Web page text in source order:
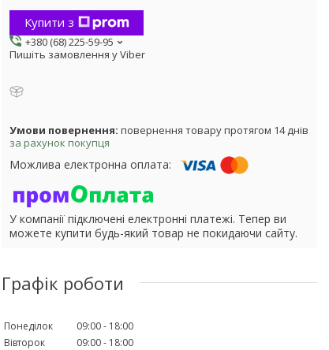
Купити з
+380 (68) 225-59-95
Пишіть замовлення у Viber
повернення товару протягом 14 днів
за рахунок покупця
У компанії підключені електронні платежі. Тепер ви
можете купити будь-який товар не покидаючи сайту.
Графік роботи
Понеділок 09:00
18:00
Вівторок
09:00 18:00